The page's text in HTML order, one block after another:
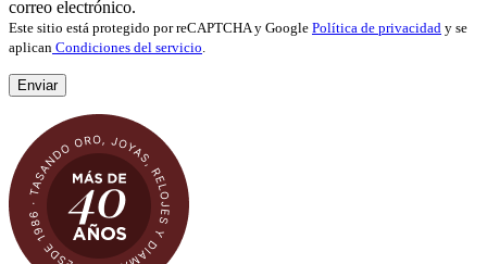
correo electrónico.
Este sitio está protegido por reCAPTCHA y Google Política de privacidad y se
aplican Condiciones del servicio